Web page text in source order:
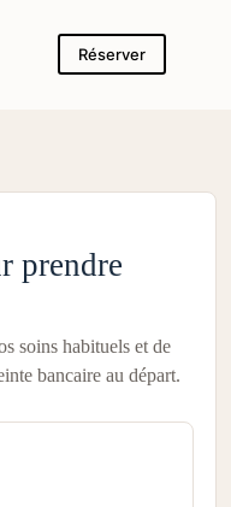
Réserver
prendre
soins habituels et de
bancaire au départ.